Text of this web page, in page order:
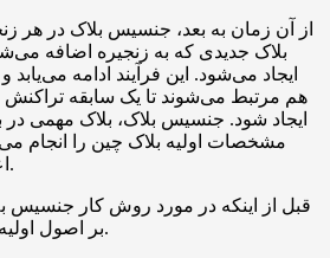
از آن زمان به بعد، جنسیس بلاک در هر
بلاک جدیدی که به زنجیره اضافه
ایجاد می‌شود. این فرآیند ادامه می‌یابد
هم مرتبط می‌شوند تا یک سابقه تراکنش
ایجاد شود. جنسیس بلاک، بلاک مهمی در
مشخصات اولیه بلاک چین را انجام
اعتماد در زنجیره بلاک دارد.
قبل از اینکه در مورد روش کار جنسیس
بر اصول اولیه بیت کوین خواهیم داشت.